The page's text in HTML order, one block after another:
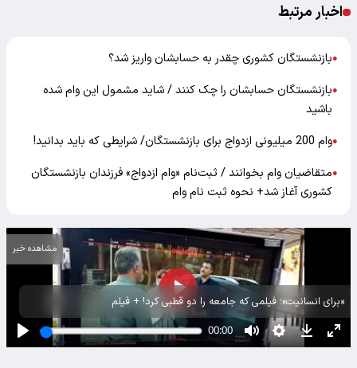
اخبار مرتبط
●بازنشستگان کشوری چقدر به حسابشان واریز شد؟
●بازنشستگان حسابشان را چک کنند / شاید مشمول این وام شده
باشید
●وام 200 میلیونی ازدواج برای بازنشستگان/ شرایطی که باید بدانید!
●متقاضیان وام بخوانند / ثبت‌نام «وام ازدواج» فرزندان بازنشستگان
کشوری آغاز شد+ نحوه ثبت نام وام
«برای انسانیت»؛ فیلمی که جامعه را دو قطبی کرد! + فیلم
مشاهده خبر